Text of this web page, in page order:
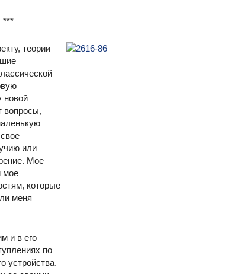
***
теории
новой
вопросы,
или
Мое
мое
которые
меня
и в его
по
устройства.